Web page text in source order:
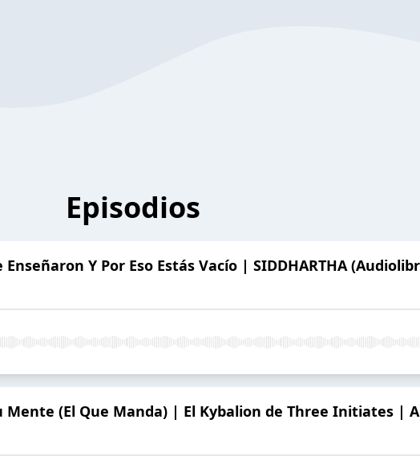
Episodios
Y Por Eso Estás Vacío | SIDDHARTHA
Mente (El Que Manda) | El Kybalion de Three Initiates |